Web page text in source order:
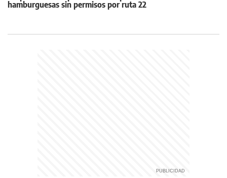
hamburguesas sin permisos por ruta 22